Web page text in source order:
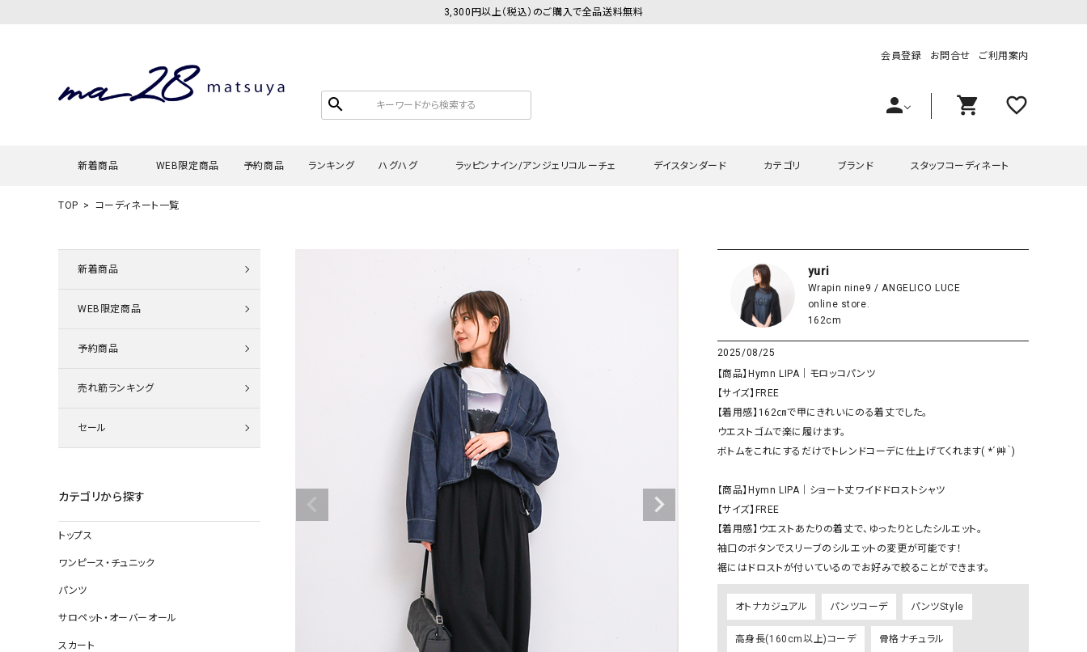
3,300円以上（税込）のご購入で全品送料無料
search
会員登録 お問合せ ご利用案内
person shopping_cart favorite_outline
新着商品 WEB限定商品 予約商品 ランキング ハグハグ
ロング・マキシ丈
その他スカート
すべて見る
ラッピンナイン/アンジェリコルーチェ
タンクトップ・キャミソール
デニムパンツ
その他のパンツ
ジャケット
その他アウター
デイスタンダード
チュニック
その他スカート
すべて見る
カテゴリ
ワンピース・チュニック
サロペット・オーバーオール
スカート
ジャケット・アウター
グッズ
ワンピース・チュニック
サロペット・オーバーオール
グッズ
ブランド
ラッピンナイン/アンジェリコルーチェ
hagumu（ハグム）
her.（ハードット）
and quarter（アンドクウォーター） HUMS（ハムズ）
Our.（アワードット）
Wrapin nine9（ラッピンナイン）
1%（イチ パーセント） LAOCOONTE（ラオコンテ）
1 metre carre（アンメートルキャレ ）
オ）
120%lino（ワンハンドレッドトゥエンティ
le camouflage tribe（ル
adidas（アディダス）
スタッフコーディネート
TOP コーディネート一覧
新着商品
WEB限定商品
予約商品
売れ筋ランキング
セール
カテゴリから探す
トップス
ワンピース・チュニック
パンツ
サロペット・オーバーオール
スカート
yuri
Wrapin nine9 / ANGELICO LUCE
online store.
162cm
2025/08/25
【商品】Hymn LIPA｜モロッコパンツ
【サイズ】FREE
【着用感】162㎝で甲にきれいにのる着丈でした。
ウエストゴムで楽に履けます。
ボトムをこれにするだけでトレンドコーデに仕上げてくれます( *´艸｀)
【商品】Hymn LIPA｜ショート丈ワイドドロストシャツ
【サイズ】FREE
【着用感】ウエストあたりの着丈で、ゆったりとしたシルエット。
袖口のボタンでスリーブのシルエットの変更が可能です！
裾にはドロストが付いているのでお好みで絞ることができます。
オトナカジュアル パンツコーデ パンツStyle
高身長(160cm以上)コーデ 骨格ナチュラル